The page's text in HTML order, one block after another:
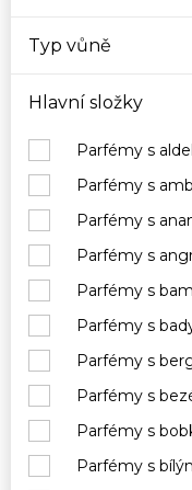
Typ vůně
Hlavní složky
Parfémy s
Parfémy s
Parfémy s
Parfémy s
Parfémy s
Parfémy s
Parfémy s
Parfémy s
Parfémy s
Parfémy s